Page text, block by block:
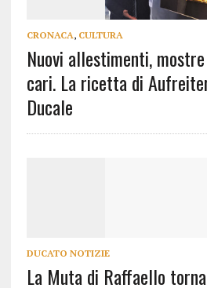
CRONACA, CULTURA
Nuovi allestimenti,
cari. La ricetta di
Ducale
DUCATO NOTIZIE
La Muta di Raffaello